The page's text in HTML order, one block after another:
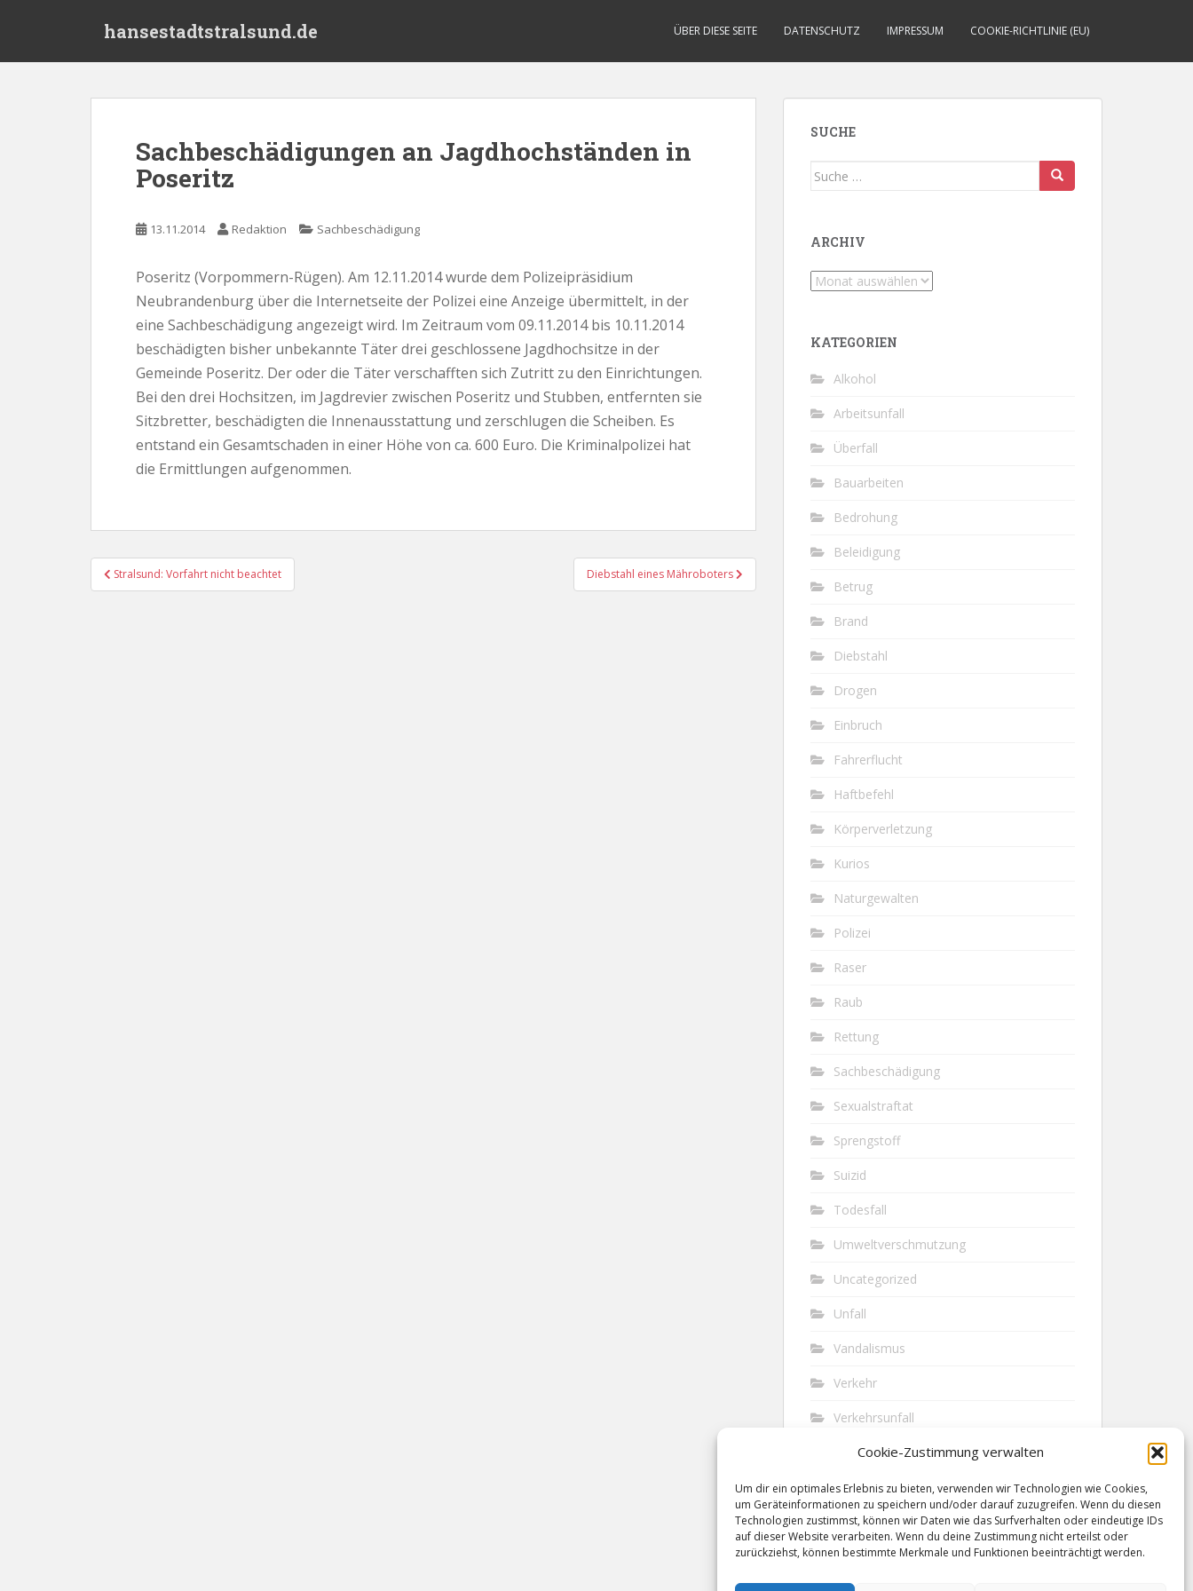
Cookie-Zustimmung verwalten
Um dir ein optimales Erlebnis zu bieten, verwenden wir Technologien wie Cookies,
um Geräteinformationen zu speichern und/oder darauf zuzugreifen. Wenn du diesen
Technologien zustimmst, können wir Daten wie das Surfverhalten oder eindeutige IDs
auf dieser Website verarbeiten. Wenn du deine Zustimmung nicht erteilst oder
zurückziehst, können bestimmte Merkmale und Funktionen beeinträchtigt werden.
hansestadtstralsund.de ÜBER DIESE SEITE DATENSCHUTZ IMPRESSUM COOKIE-RICHTLINIE (EU)
Sachbeschädigungen an Jagdhochständen in
Poseritz
13.11.2014 Redaktion Sachbeschädigung
Poseritz (Vorpommern-Rügen). Am 12.11.2014 wurde dem Polizeipräsidium
Neubrandenburg über die Internetseite der Polizei eine Anzeige übermittelt, in der
eine Sachbeschädigung angezeigt wird. Im Zeitraum vom 09.11.2014 bis 10.11.2014
beschädigten bisher unbekannte Täter drei geschlossene Jagdhochsitze in der
Gemeinde Poseritz. Der oder die Täter verschafften sich Zutritt zu den Einrichtungen.
Bei den drei Hochsitzen, im Jagdrevier zwischen Poseritz und Stubben, entfernten sie
Sitzbretter, beschädigten die Innenausstattung und zerschlugen die Scheiben. Es
entstand ein Gesamtschaden in einer Höhe von ca. 600 Euro. Die Kriminalpolizei hat
die Ermittlungen aufgenommen.
Beitragsnavigation
Stralsund: Vorfahrt nicht beachtet Diebstahl eines Mähroboters
SUCHE
Suche
ARCHIV
Archiv
KATEGORIEN
Alkohol
Arbeitsunfall
Überfall
Bauarbeiten
Bedrohung
Beleidigung
Betrug
Brand
Diebstahl
Drogen
Einbruch
Fahrerflucht
Haftbefehl
Körperverletzung
Kurios
Naturgewalten
Polizei
Raser
Raub
Rettung
Sachbeschädigung
Sexualstraftat
Sprengstoff
Suizid
Todesfall
Umweltverschmutzung
Uncategorized
Unfall
Vandalismus
Verkehr
Verkehrsunfall
Vermisst
Waffen
Wilderei